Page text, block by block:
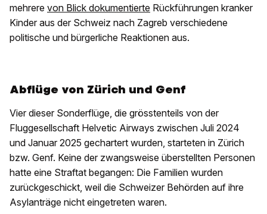
mehrere von Blick dokumentierte Rückführungen kranker
Kinder aus der Schweiz nach Zagreb verschiedene
politische und bürgerliche Reaktionen aus.
Abflüge von Zürich und Genf
Vier dieser Sonderflüge, die grösstenteils von der
Fluggesellschaft Helvetic Airways zwischen Juli 2024
und Januar 2025 gechartert wurden, starteten in Zürich
bzw. Genf. Keine der zwangsweise überstellten Personen
hatte eine Straftat begangen: Die Familien wurden
zurückgeschickt, weil die Schweizer Behörden auf ihre
Asylanträge nicht eingetreten waren.